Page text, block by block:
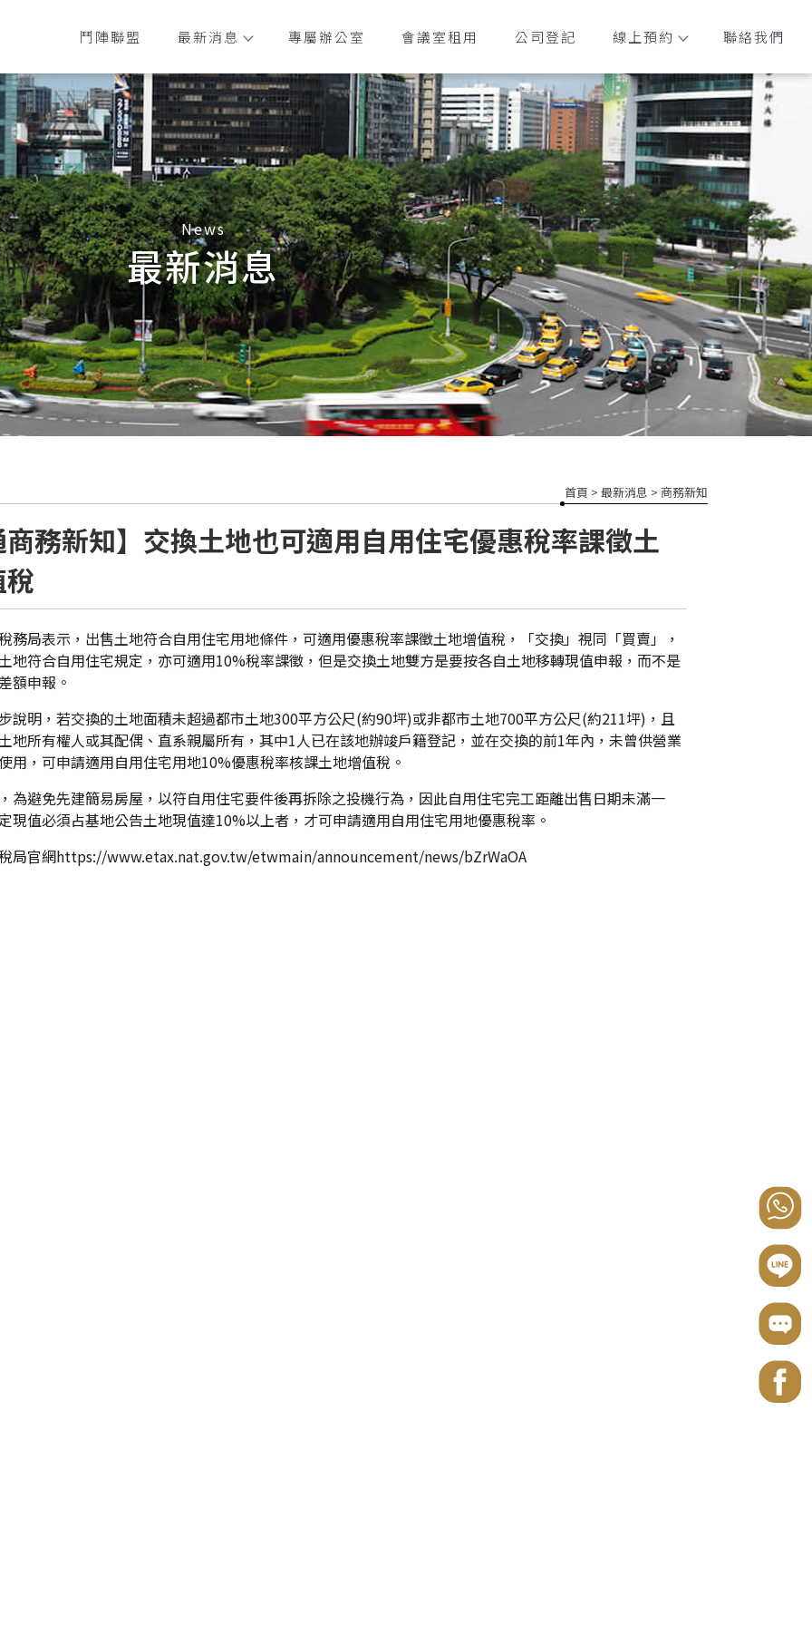
鬥陣聯盟 最新消息 專屬辦公室 會議室租用 公司登記 線上預約 聯絡我們
最新消息
首頁 > 最新消息 > 商務新知
商務新知】交換土地也可適用自用住宅優惠稅率課徵土
務局表示，出售土地符合自用住宅用地條件，可適用優惠稅率課徵土地增值稅，「交換」視同「買賣」，
地符合自用住宅規定，亦可適用10%稅率課徵，但是交換土地雙方是要按各自土地移轉現值申報，而不是
額申報。
說明，若交換的土地面積未超過都市土地300平方公尺(約90坪)或非都市土地700平方公尺(約211坪)，且
地所有權人或其配偶、直系親屬所有，其中1人已在該地辦竣戶籍登記，並在交換的前1年內，未曾供營業
用，可申請適用自用住宅用地10%優惠稅率核課土地增值稅。
為避免先建簡易房屋，以符自用住宅要件後再拆除之投機行為，因此自用住宅完工距離出售日期未滿一
現值必須占基地公告土地現值達10%以上者，才可申請適用自用住宅用地優惠稅率。
局官網https://www.etax.nat.gov.tw/etwmain/announcement/news/bZrWaOA